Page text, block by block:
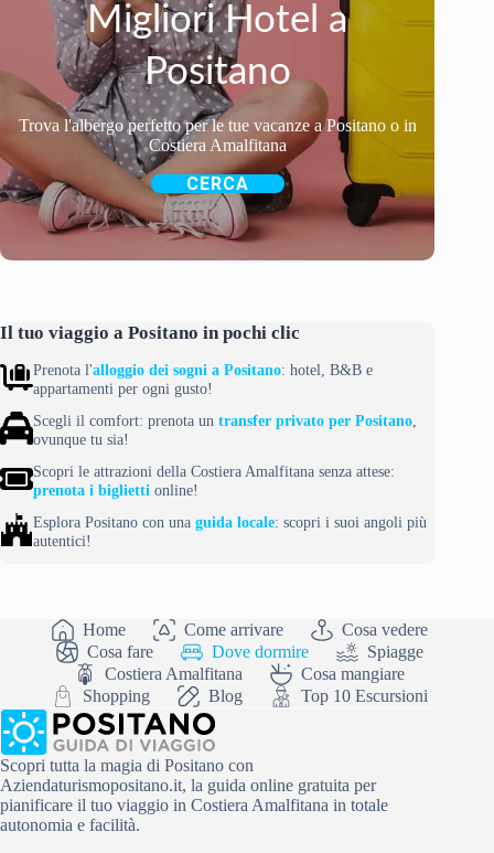
Migliori Hotel a
Positano
Trova l'albergo perfetto per le tue vacanze a Positano o in
Costiera Amalfitana
CERCA
Il tuo viaggio a Positano in pochi clic
Prenota l'alloggio dei sogni a Positano: hotel, B&B e
appartamenti per ogni gusto!
Scegli il comfort: prenota un transfer privato per Positano
ovunque tu sia!
Scopri le attrazioni della Costiera Amalfitana senza attese:
prenota i biglietti online!
Esplora Positano con una guida locale: scopri i suoi angoli più
autentici!
Home Come arrivare
Cosa vedere
Cosa fare
Dove dormire
Spiagge
Costiera Amalfitana
Cosa mangiare
Shopping
Blog Top 10 Escursioni
Scopri tutta la magia di Positano con
Aziendaturismopositano.it, la guida online gratuita per
pianificare il tuo viaggio in Costiera Amalfitana in totale
autonomia e facilità.